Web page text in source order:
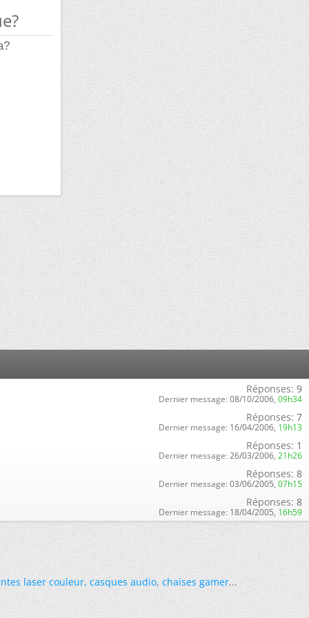
Réponses: 9
Dernier message: 08/10/2006, 09h34
Réponses: 7
Dernier message: 16/04/2006, 19h13
Réponses: 1
Dernier message: 26/03/2006, 21h26
Réponses: 8
Dernier message: 03/06/2005, 07h15
Réponses: 8
Dernier message: 18/04/2005, 16h59
laser couleur,casques audio,chaises gamer...